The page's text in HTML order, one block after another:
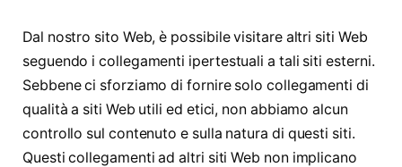
Dal nostro sito Web, è possibile visitare altri siti Web
seguendo i collegamenti ipertestuali a tali siti esterni.
Sebbene ci sforziamo di fornire solo collegamenti di
qualità a siti Web utili ed etici, non abbiamo alcun
controllo sul contenuto e sulla natura di questi siti.
Questi collegamenti ad altri siti Web non implicano